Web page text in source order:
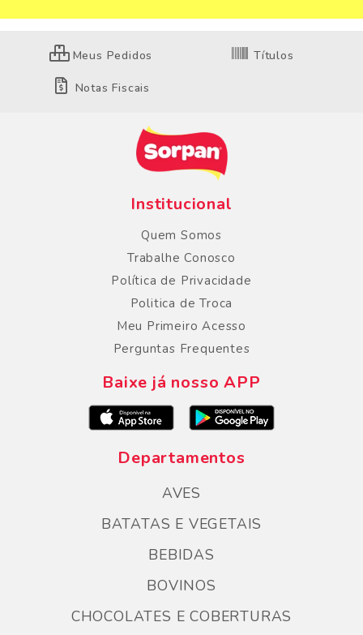
Meus Pedidos Títulos
Notas Fiscais
Institucional
Quem Somos
Trabalhe Conosco
Política de Privacidade
Politica de Troca
Meu Primeiro Acesso
Perguntas Frequentes
Baixe já nosso APP
Departamentos
AVES
BATATAS E VEGETAIS
BEBIDAS
BOVINOS
CHOCOLATES E COBERTURAS